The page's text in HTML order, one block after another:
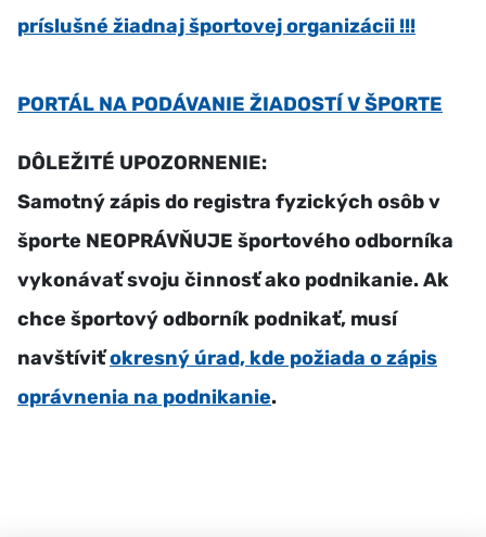
príslušné žiadnaj športovej organizácii !!!
PORTÁL NA PODÁVANIE ŽIADOSTÍ V ŠPORTE
DÔLEŽITÉ UPOZORNENIE:
Samotný zápis do registra fyzických osôb v
športe NEOPRÁVŇUJE športového odborníka
vykonávať svoju činnosť ako podnikanie. Ak
chce športový odborník podnikať, musí
navštíviťokresný úrad, kde požiada o zápis
oprávnenia na podnikanie.